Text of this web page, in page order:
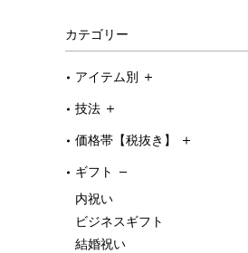
カテゴリー
アイテム別
技法
価格帯【税抜き】
ギフト
内祝い
ビジネスギフト
結婚祝い